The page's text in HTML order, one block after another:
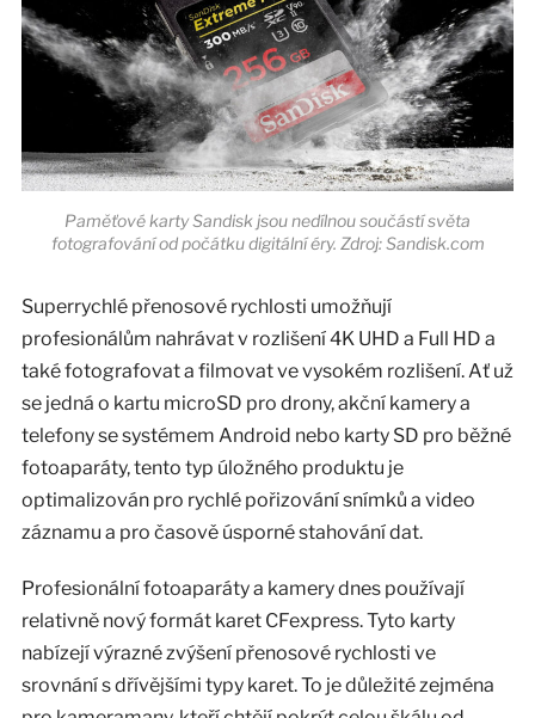
Paměťové karty Sandisk jsou nedílnou součástí světa
fotografování od počátku digitální éry. Zdroj: Sandisk.com
Superrychlé přenosové rychlosti umožňují
profesionálům nahrávat v rozlišení 4K UHD a Full HD a
také fotografovat a filmovat ve vysokém rozlišení. Ať už
se jedná o kartu microSD pro drony, akční kamery a
telefony se systémem Android nebo karty SD pro běžné
fotoaparáty, tento typ úložného produktu je
optimalizován pro rychlé pořizování snímků a video
záznamu a pro časově úsporné stahování dat.
Profesionální fotoaparáty a kamery dnes používají
relativně nový formát karet CFexpress. Tyto karty
nabízejí výrazné zvýšení přenosové rychlosti ve
srovnání s dřívějšími typy karet. To je důležité zejména